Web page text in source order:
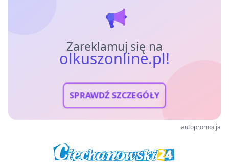
Zareklamuj się na
olkuszonline.pl!
SPRAWDŹ SZCZEGÓŁY
autopromocja